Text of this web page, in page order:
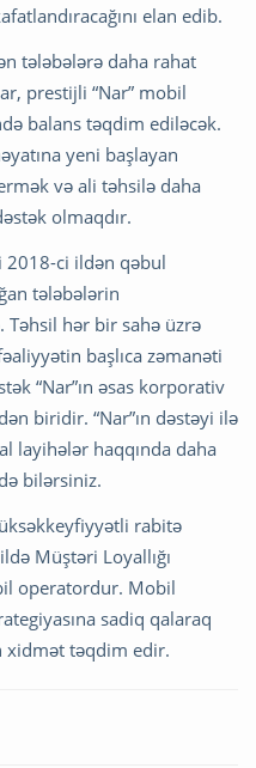
elan edib.
tələbələrə daha rahat
prestijli “Nar” mobil
balans təqdim ediləcək.
yeni başlayan
və ali təhsilə daha
olmaqdır.
2018-ci ildən qəbul
tələbələrin
Təhsil hər bir sahə üzrə
başlıca zəmanəti
“Nar”ın əsas korporativ
biridir. “Nar”ın dəstəyi ilə
layihələr haqqında daha
bilərsiniz.
rabitə
Müştəri Loyallığı
operatordur. Mobil
sadiq qalaraq
xidmət təqdim edir.